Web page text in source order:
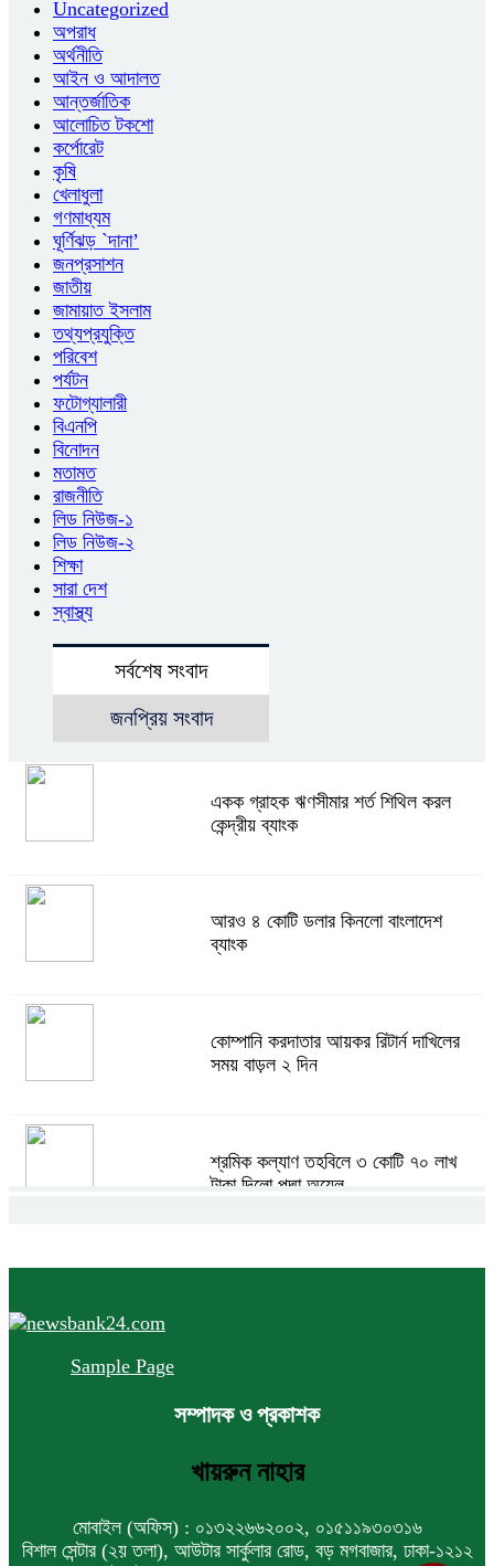
Uncategorized
অপরাধ
অর্থনীতি
আইন ও আদালত
আন্তর্জাতিক
আলোচিত টকশো
কর্পোরেট
কৃষি
খেলাধুলা
গণমাধ্যম
ঘূর্ণিঝড় `দানা’
জনপ্রসাশন
জাতীয়
জামায়াত ইসলাম
তথ্যপ্রযুক্তি
পরিবেশ
পর্যটন
ফটোগ্যালারী
বিএনপি
বিনোদন
মতামত
রাজনীতি
লিড নিউজ-১
লিড নিউজ-২
শিক্ষা
সারা দেশ
স্বাস্থ্য
সর্বশেষ সংবাদ
জনপ্রিয় সংবাদ
একক গ্রাহক ঋণসীমার শর্ত শিথিল করল
কেন্দ্রীয় ব্যাংক
আরও ৪ কোটি ডলার কিনলো বাংলাদেশ
ব্যাংক
কোম্পানি করদাতার আয়কর রিটার্ন দাখিলের
সময় বাড়ল ২ দিন
শ্রমিক কল্যাণ তহবিলে ৩ কোটি ৭০ লাখ
টাকা দিলো পদ্মা অয়েল
বিশ্বের ১০০ প্রভাবশালীর তালিকায় ব্র্যাকের
নির্বাহী পরিচালক আসিফ সালেহ
একনেকে ৩৬ হাজার ৬৯৫ কোটি টাকার ৯
প্রকল্প অনুমোদন
Sample Page
সম্পাদক ও প্রকাশক
খায়রুন নাহার
মোবাইল (অফিস) : ০১৩২২৬৬২০০২, ০১৫১১৯৩০৩১৬
বিশাল সেন্টার (২য় তলা), আউটার সার্কুলার রোড, বড় মগবাজার, ঢাকা-১২১২